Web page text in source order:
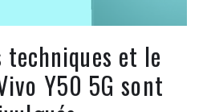
techniques et le
Y50 5G sont